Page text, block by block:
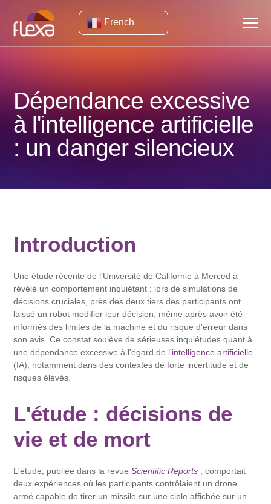
French
Dépendance excessive
à l'intelligence artificielle
: un danger silencieux
Introduction
Une étude récente de l'Université de Californie à Merced a
révélé un comportement inquiétant : lors de simulations de
décisions cruciales, près des deux tiers des participants ont
laissé un robot modifier leur décision, même après avoir été
informés des limites de la machine et du risque d'erreur dans
son avis. Ce constat soulève de sérieuses inquiétudes quant à
une dépendance excessive à l'égard de l'intelligence artificielle
(IA), notamment dans des contextes de forte incertitude et de
risques élevés.
L'étude : décisions de
vie et de mort
L'étude, publiée dans la revueScientific Reports , comportait
deux expériences où les participants contrôlaient un drone
armé capable de tirer un missile sur une cible affichée sur un